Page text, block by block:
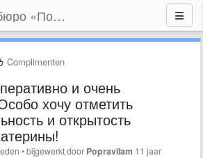
Редакторское бюро «По правилам»
Complimenten
и очень
хочу отметить
и открытость
•bijgewerkt door Popravilam 11 jaar